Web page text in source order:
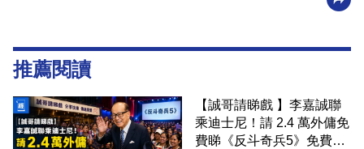
推薦閱讀
【誠哥請睇戲 】李嘉誠聯
乘迪士尼！請 2.4 萬外傭免
費睇《反斗奇兵5》免費包